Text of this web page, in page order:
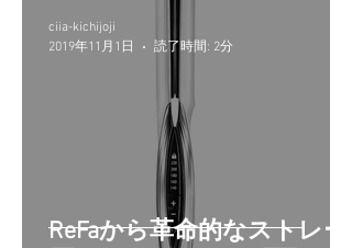
ReFaから革命的なストレー
ciia-kichijoji
2019年11月1日
読了時間: 2分